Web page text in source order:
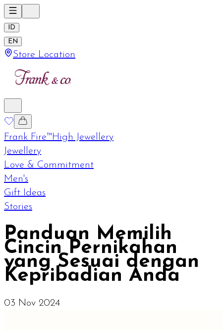
ID
EN
Store Location
Frank Fire™High Jewellery
Jewellery
Love & Commitment
Men's
Gift Ideas
Stories
Panduan Memilih
Cincin Pernikahan
yang Sesuai dengan
Kepribadian Anda
03 Nov 2024